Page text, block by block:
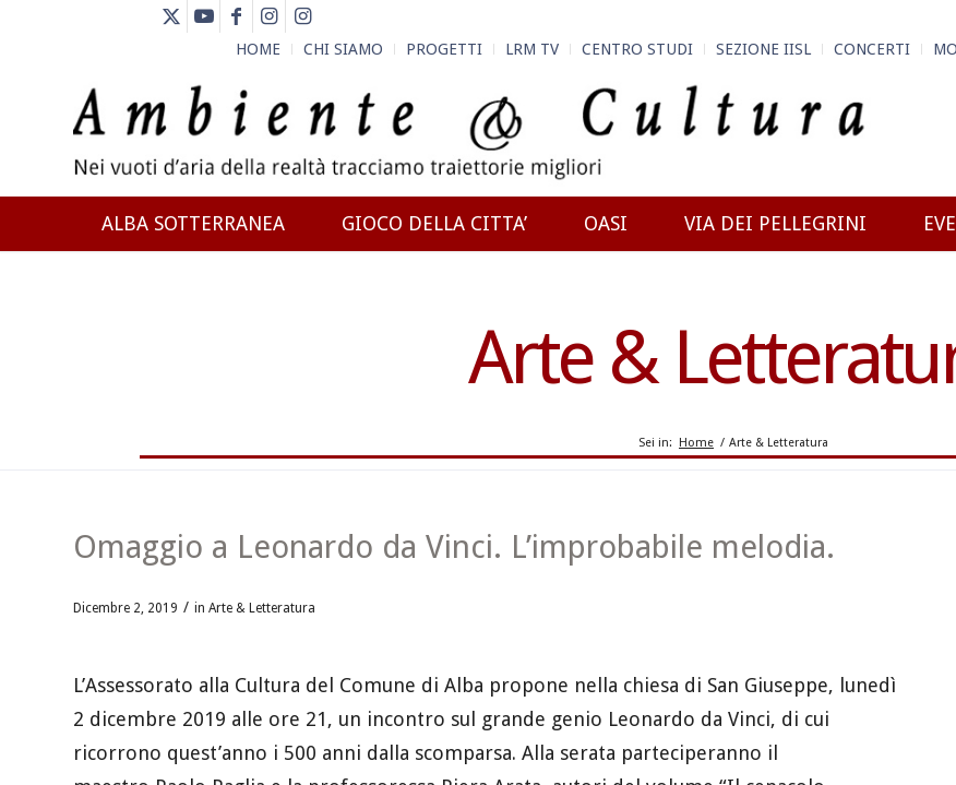
HOME CHI SIAMO PROGETTI LRM TV CENTRO STUDI SEZIONE IISL CONCERTI
ALBA SOTTERRANEA GIOCO DELLA CITTA’ OASI VIA DEI PELLEGRINI
Arte &
Sei in: Home / Arte & Letteratura
Omaggio a Leonardo da Vinci. L’improbabile melodia.
Dicembre 2, 2019 / in Arte & Letteratura
L’Assessorato alla Cultura del Comune di Alba propone nella chiesa di San Giuseppe, lunedì
2 dicembre 2019 alle ore 21, un incontro sul grande genio Leonardo da Vinci, di cui
ricorrono quest’anno i 500 anni dalla scomparsa. Alla serata parteciperanno il